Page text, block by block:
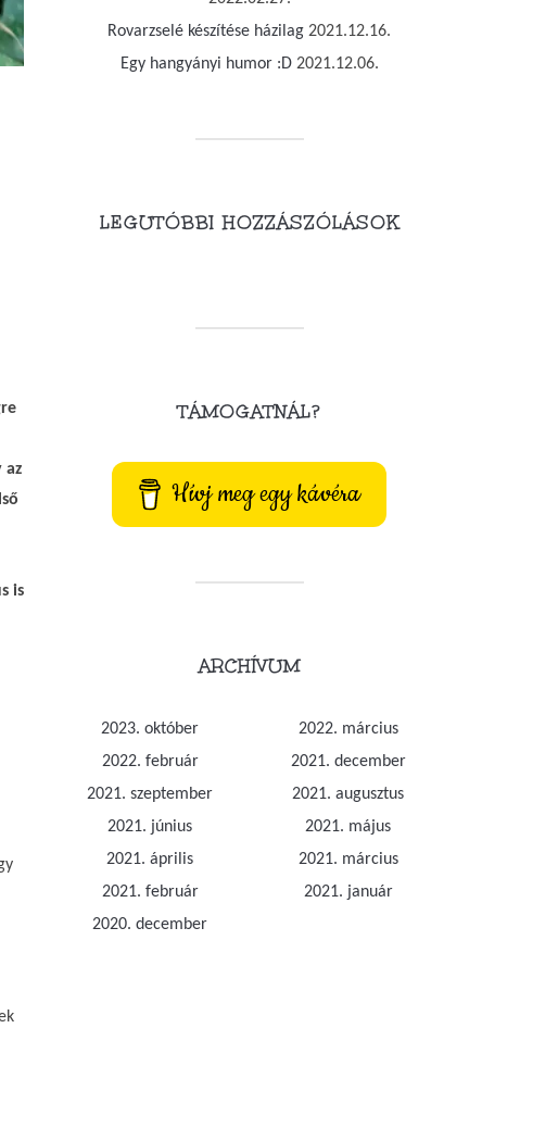
az
is
Rovarzselé készítése házilag 2021.12.16.
Egy hangyányi humor :D 2021.12.06.
LEGUTÓBBI HOZZÁSZÓLÁSOK
TÁMOGATNÁL?
Hívj meg egy kávéra
ARCHÍVUM
2023. október
2022. március
2022. február
2021. december
2021. szeptember
2021. augusztus
2021. június
2021. május
2021. április
2021. március
2021. február
2021. január
2020. december